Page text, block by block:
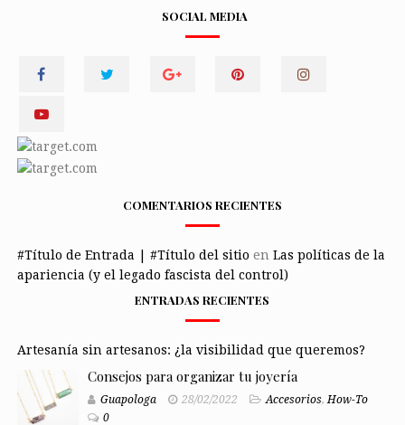
SOCIAL MEDIA
COMENTARIOS RECIENTES
#Título de Entrada | #Título del sitio en Las políticas de la
apariencia (y el legado fascista del control)
ENTRADAS RECIENTES
Artesanía sin artesanos: ¿la visibilidad que queremos?
Consejos para organizar tu joyería
Guapologa 28/02/2022 Accesorios, How-To
0